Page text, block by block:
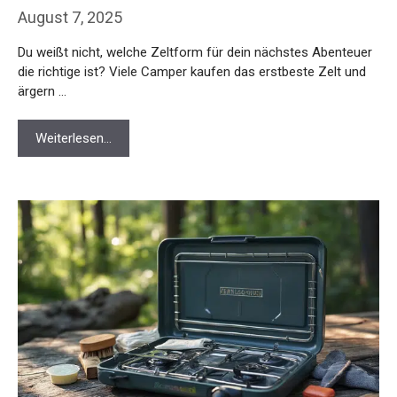
August 7, 2025
Du weißt nicht, welche Zeltform für dein nächstes Abenteuer
die richtige ist? Viele Camper kaufen das erstbeste Zelt und
ärgern …
Weiterlesen…